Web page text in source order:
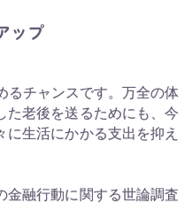
ップ
るチャンスです。万全の体
た老後を送るためにも、今
に生活にかかる支出を抑え
金融行動に関する世論調査